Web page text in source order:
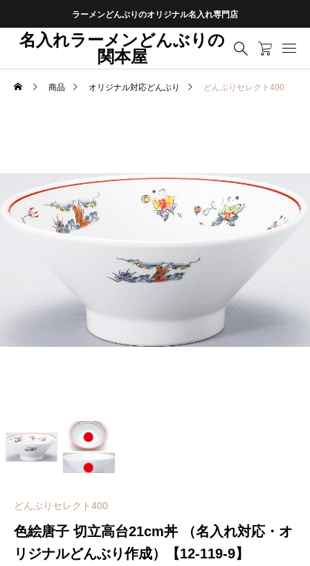
ラーメンどんぶりのオリジナル名入れ専門店
名入れラーメンどんぶりの
関本屋
商品 オリジナル対応どんぶり どんぶりセレクト400
どんぶりセレクト400
色絵唐子 切立高台21cm丼 （名入れ対応・オ
リジナルどんぶり作成）【12-119-9】